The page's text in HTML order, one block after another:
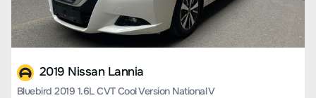
2019 Nissan Lannia
Bluebird 2019 1.6L CVT Cool Version National V